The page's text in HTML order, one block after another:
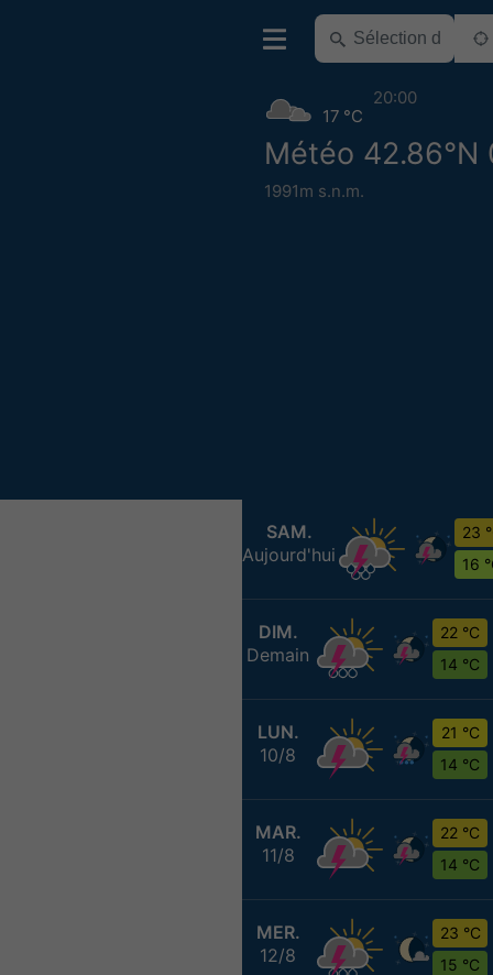
Météo 42.86°N
1991m s.n.m.
17 °C
20:00
SAM.
Aujourd'hui
23
16
DIM.
Demain
22 °C
14 °C
LUN.
10/8
21 °C
14 °C
MAR.
11/8
22 °C
14 °C
MER.
12/8
23 °C
15 °C